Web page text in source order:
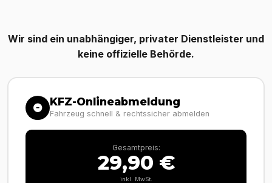
Wir sind ein unabhängiger, privater Dienstleister und
keine offizielle Behörde.
KFZ-Onlineabmeldung
Fahrzeug schnell & rechtssicher abmelden
Gesamtpreis:
29,90 €
inkl. MwSt.